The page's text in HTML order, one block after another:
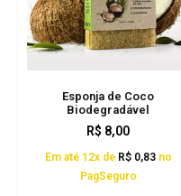
Esponja de Coco
Biodegradável
R$ 8,00
Em até 12x de R$0,83 no
PagSeguro